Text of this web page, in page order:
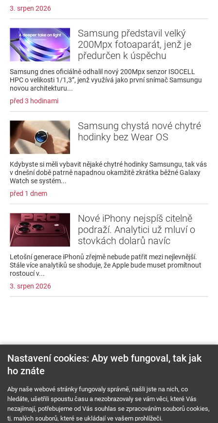
3. srpen 2026
Samsung představil velký
200Mpx fotoaparát, jenž je
předurčen k úspěchu
Samsung dnes oficiálně odhalil nový 200Mpx senzor ISOCELL
HPC o velikosti 1/1,3”, jenž využívá jako první snímač Samsungu
novou architekturu...
před 3 hodinami
Samsung chystá nové chytré
hodinky bez Wear OS
Kdybyste si měli vybavit nějaké chytré hodinky Samsungu, tak vás
v dnešní době patrně napadnou okamžitě zkrátka běžné Galaxy
Watch se systém...
před 1 dnem
Nové iPhony nejspíš citelně
podraží. Analytici už mluví o
stovkách dolarů navíc
Letošní generace iPhonů zřejmě nebude patřit mezi nejlevnější.
Stále více analytiků se shoduje, že Apple bude muset promítnout
rostoucí v...
3. srpen 2026
O nás RSS feed
Reklama
Podmínky použití a ochrana soukromí
Cookies Kariéra
Nastavení cookies: Aby web fungoval, tak jak
ho znáte
Aby naše webové stránky fungovaly správně, našli jste na nich, co
hledáte, ušetřili spoustu času a nezobrazovaly se vám věci, které Vás
nezajímají, potřebujeme od Vás souhlas se zpracováním souborů cookies,
tj. malých souborů, které se ukládají ve vašem prohlížeči.